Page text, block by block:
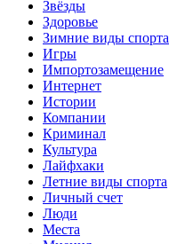
Звёзды
Здоровье
Зимние виды спорта
Игры
Импортозамещение
Интернет
Истории
Компании
Криминал
Культура
Лайфхаки
Летние виды спорта
Личный счет
Люди
Места